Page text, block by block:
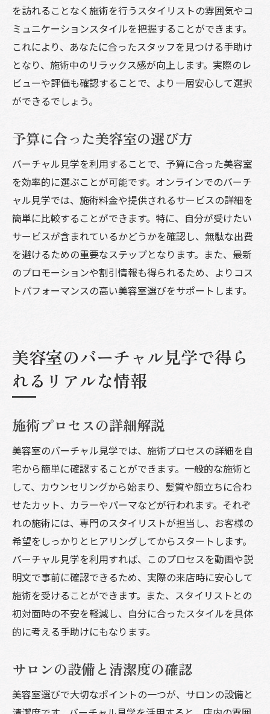
を訪れることなく施術を行うスタイリストの雰囲気やコ
ミュニケーションスタイルを把握することができます。
これにより、あなたに合ったスタッフを見つける手助け
となり、施術中のリラックス感が向上します。実際のレ
ビューや評価も確認することで、より一層安心して選択
ができるでしょう。
予算に合った美容室の選び方
バーチャル見学を利用することで、予算に合った美容室
を効率的に選ぶことが可能です。オンラインでのバーチ
ャル見学では、施術料金や提供されるサービスの詳細を
簡単に比較することができます。特に、自分が受けたい
サービスが含まれているかどうかを確認し、無駄な出費
を避けるための重要なステップとなります。また、最新
のプロモーションや割引情報も得られるため、よりコス
トパフォーマンスの高い美容室選びをサポートします。
美容室のバーチャル見学で得ら
れるリアルな情報
施術プロセスの詳細解説
美容室のバーチャル見学では、施術プロセスの詳細を自
宅から簡単に確認することができます。一般的な施術と
して、カウンセリングから始まり、髪質や顔立ちに合わ
せたカット、カラーやパーマなどが行われます。それぞ
れの施術には、専門のスタイリストが担当し、お客様の
希望をしっかりとヒアリングしてからスタートします。
バーチャル見学を利用すれば、このプロセスを動画や説
明文で事前に確認できるため、実際の来店時に安心して
施術を受けることができます。また、スタイリストとの
初対面時の不安を軽減し、自分に合ったスタイルを具体
的に考える手助けにもなります。
サロンの設備と清潔度の確認
美容室選びで大切なポイントの一つが、サロンの設備と